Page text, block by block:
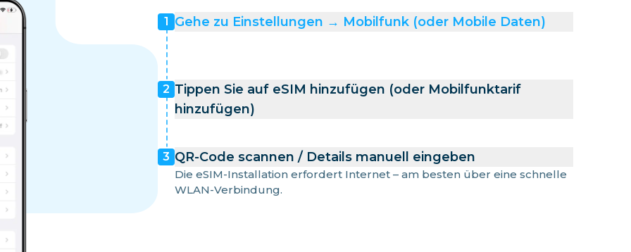
1 Gehe zu Einstellungen → Mobilfunk (oder Mobile Daten)
2 Tippen Sie auf eSIM hinzufügen (oder Mobilfunktarif
hinzufügen)
3 QR-Code scannen / Details manuell eingeben
Die eSIM-Installation erfordert Internet – am besten über eine schnelle
WLAN-Verbindung.